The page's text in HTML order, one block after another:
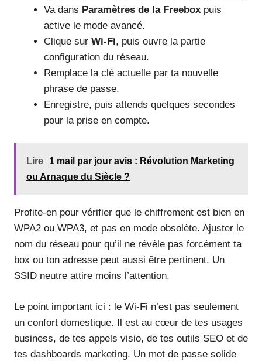
Va dans Paramètres de la Freebox puis
active le mode avancé.
Clique sur Wi-Fi, puis ouvre la partie
configuration du réseau.
Remplace la clé actuelle par ta nouvelle
phrase de passe.
Enregistre, puis attends quelques secondes
pour la prise en compte.
Lire
1 mail par jour avis : Révolution Marketing
ou Arnaque du Siècle ?
Profite-en pour vérifier que le chiffrement est bien en
WPA2 ou WPA3, et pas en mode obsolète. Ajuster le
nom du réseau pour qu’il ne révèle pas forcément ta
box ou ton adresse peut aussi être pertinent. Un
SSID neutre attire moins l’attention.
Le point important ici : le Wi-Fi n’est pas seulement
un confort domestique. Il est au cœur de tes usages
business, de tes appels visio, de tes outils SEO et de
tes dashboards marketing. Un mot de passe solide